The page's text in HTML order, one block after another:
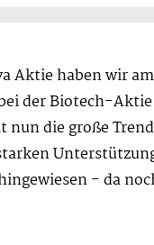
Aktie haben wir
der Biotech-
die große
- da